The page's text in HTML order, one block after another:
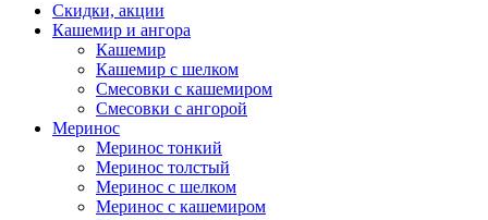
Скидки, акции
Кашемир и ангора
Кашемир
Кашемир с шелком
Смесовки с кашемиром
Смесовки с ангорой
Меринос
Меринос тонкий
Меринос толстый
Меринос с шелком
Меринос с кашемиром